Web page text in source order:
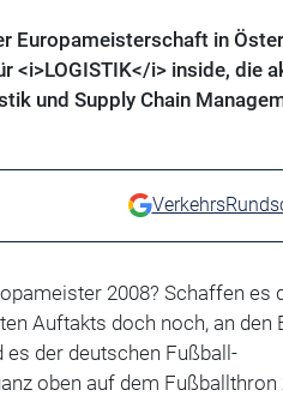
Europameisterschaft in
<i>LOGISTIK</i> inside, die
und Supply Chain
2008? Schaffen es
Auftakts doch noch, an den
es der deutschen Fußball-
oben auf dem Fußballthron